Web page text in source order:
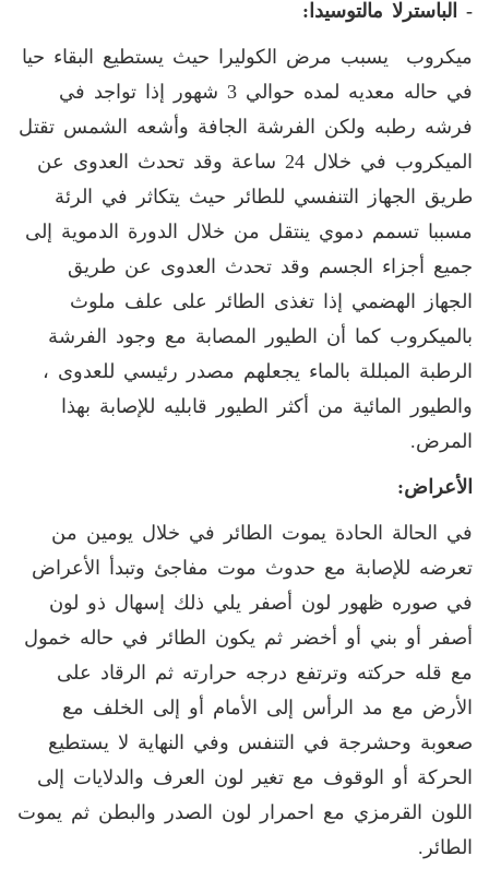
- الباسترلا مالتوسيدا :
ميكروب يسبب مرض الكوليرا حيث يستطيع البقاء حيا
في حاله معديه لمده حوالي 3 شهور إذا تواجد في
فرشه رطبه ولكن الفرشة الجافة وأشعه الشمس تقتل
الميكروب في خلال 24 ساعة وقد تحدث العدوى عن
طريق الجهاز التنفسي للطائر حيث يتكاثر في الرئة
مسببا تسمم دموي ينتقل من خلال الدورة الدموية إلى
جميع أجزاء الجسم وقد تحدث العدوى عن طريق
الجهاز الهضمي إذا تغذى الطائر على علف ملوث
بالميكروب كما أن الطيور المصابة مع وجود الفرشة
الرطبة المبللة بالماء يجعلهم مصدر رئيسي للعدوى ،
والطيور المائية من أكثر الطيور قابليه للإصابة بهذا
المرض.
الأعراض:
في الحالة الحادة يموت الطائر في خلال يومين من
تعرضه للإصابة مع حدوث موت مفاجئ وتبدأ الأعراض
في صوره ظهور لون أصفر يلي ذلك إسهال ذو لون
أصفر أو بني أو أخضر ثم يكون الطائر في حاله خمول
مع قله حركته وترتفع درجه حرارته ثم الرقاد على
الأرض مع مد الرأس إلى الأمام أو إلى الخلف مع
صعوبة وحشرجة في التنفس وفي النهاية لا يستطيع
الحركة أو الوقوف مع تغير لون العرف والدلايات إلى
اللون القرمزي مع احمرار لون الصدر والبطن ثم يموت
الطائر .